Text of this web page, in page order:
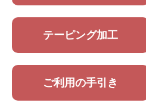
テーピング加工
ご利用の手引き